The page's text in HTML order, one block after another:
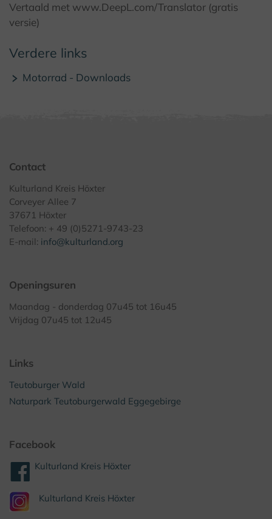
Vertaald met www.DeepL.com/Translator (gratis
versie)
Verdere links
Motorrad - Downloads
Contact
Kulturland Kreis Höxter
Corveyer Allee 7
37671 Höxter
Telefoon: + 49 (0)5271-9743-23
E-mail: info@kulturland.org
Openingsuren
Maandag - donderdag 07u45 tot 16u45
Vrijdag 07u45 tot 12u45
Links
Teutoburger Wald
Naturpark Teutoburgerwald Eggegebirge
Facebook
Kulturland Kreis Höxter
Kulturland Kreis Höxter